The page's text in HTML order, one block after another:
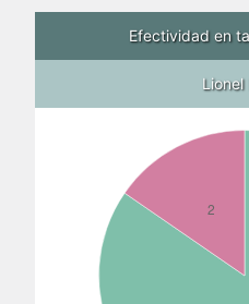
Efectividad en
Lionel